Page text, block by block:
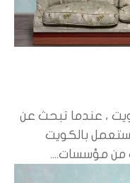
، عندما تبحث عن
بالكويت
من مؤسسات....